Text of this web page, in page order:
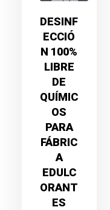
DESINF
ECCIÓ
N 100%
LIBRE
DE
QUÍMIC
OS
PARA
FÁBRIC
A
EDULC
ORANT
ES